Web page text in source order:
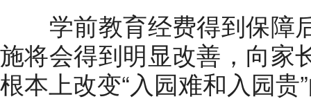
学前教育经费得到保障
施将会得到明显改善，向家
根本上改变“入园难和入园贵